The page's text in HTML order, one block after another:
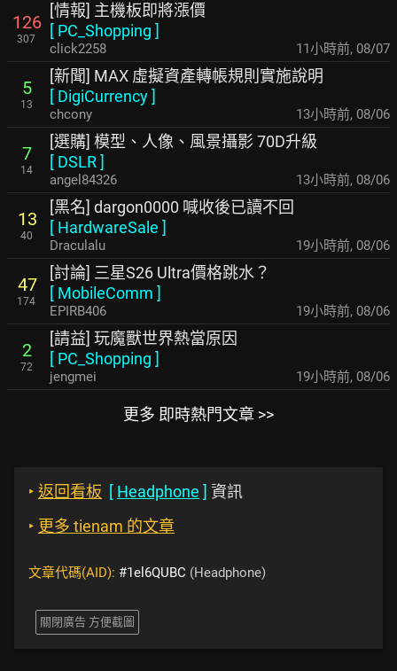
126
307
[情報] 主機板即將漲價
[ PC_Shopping ]
click2258 11小時前, 08/07
5
13
[新聞] MAX 虛擬資產轉帳規則實施說明
[ DigiCurrency]
chcony 13小時前, 08/06
7
14
[選購] 模型、人像、風景攝影 70D升級
[ DSLR]
angel84326 13小時前, 08/06
13
40
[黑名] dargon0000 喊收後已讀不回
[ HardwareSale ]
Draculalu 19小時前, 08/06
47
174
[討論] 三星S26 Ultra價格跳水？
[ MobileComm ]
EPIRB406 19小時前, 08/06
2
72
[請益] 玩魔獸世界熱當原因
[ PC_Shopping ]
jengmei 19小時前, 08/06
更多 即時熱門文章 >>
‣ 返回看板 [ Headphone ] 資訊
‣ 更多 tienam 的文章
文章代碼(AID): #1el6QUBC (Headphone)
關閉廣告 方便截圖